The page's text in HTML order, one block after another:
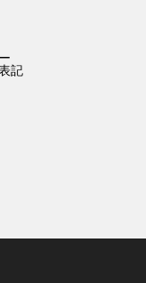
記